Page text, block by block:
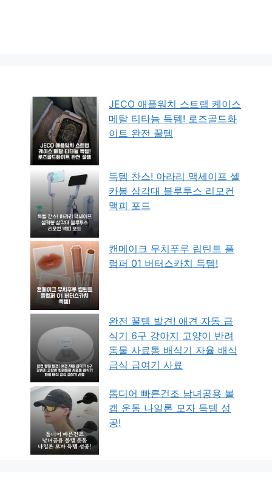
JECO 애플워치 스트랩 케이스
메탈 티타늄 득템! 로즈골드화
이트 완전 꿀템
득템 찬스! 아라리 맥세이프 셀
카봉 삼각대 블루투스 리모컨
맥피 포드
캔메이크 무치푸루 립틴트 플
럼퍼 01 버터스카치 득템!
완전 꿀템 발견! 애견 자동 급
식기 6구 강아지 고양이 반려
동물 사료통 배식기 자율 배식
급식 급여기 사료
톰디어 빠른건조 남녀공용 볼
캡 운동 나일론 모자 득템 성
공!